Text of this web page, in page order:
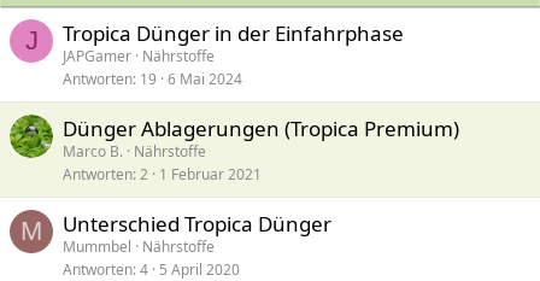
J Tropica Dünger in der Einfahrphase
JAPGamer Nährstoffe
Antworten 19 6 Mai 2024
Dünger Ablagerungen (Tropica Premium)
Marco B. Nährstoffe
Antworten 2 1 Februar 2021
M Unterschied Tropica Dünger
Mummbel
Nährstoffe
Antworten 4 5 April 2020